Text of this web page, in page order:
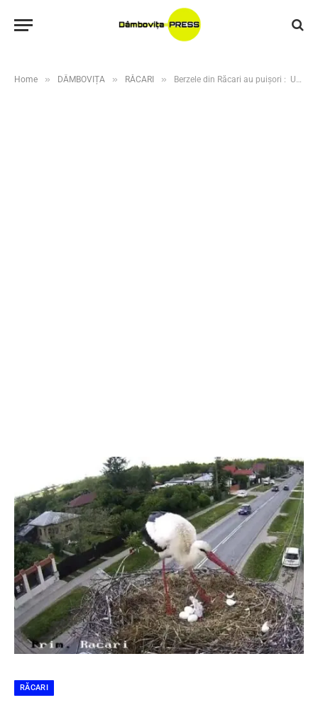
Home » DÂMBOVIȚA » RĂCARI » Berzele din Răcari au puișori : Un nou început plin de viață în cuibul urmărit de mii de oameni
RĂCARI